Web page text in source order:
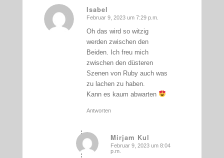
Isabel
sagte:
Februar 9, 2023 um 7:29 p.m.
Oh das wird so witzig
werden zwischen den
Beiden. Ich freu mich
zwischen den düsteren
Szenen von Ruby auch was
zu lachen zu haben.
Kann es kaum abwarten
Antworten
Mirjam Kul
sagte:
Februar 9, 2023 um 8:04
p.m.